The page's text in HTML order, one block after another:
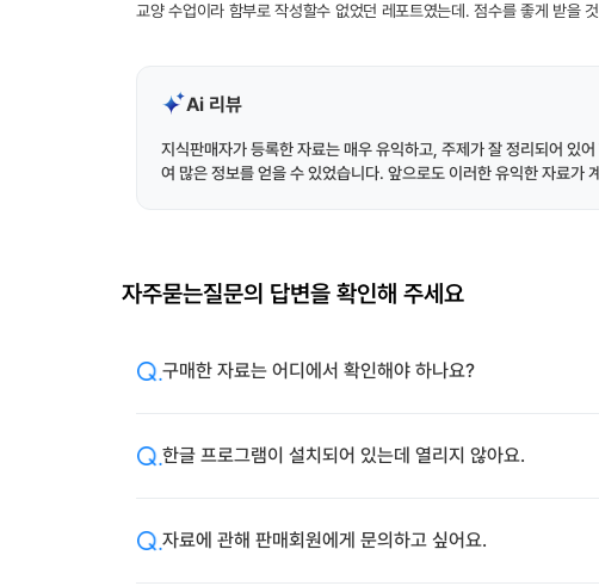
교양 수업이라 함부로 작성할수 없었던 레포트였는데. 점수를 좋게 받을
Ai 리뷰
지식판매자가 등록한 자료는 매우 유익하고, 주제가 잘 정리되어 있
여 많은 정보를 얻을 수 있었습니다. 앞으로도 이러한 유익한 자료가
자주묻는질문의 답변을 확인해 주세요
구매한 자료는 어디에서 확인해야 하나요?
한글 프로그램이 설치되어 있는데 열리지 않아요.
자료에 관해 판매회원에게 문의하고 싶어요.